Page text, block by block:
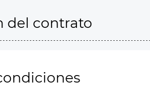
del contrato